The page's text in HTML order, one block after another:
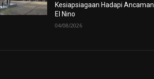
Kesiapsiagaan Hadapi Ancaman
El Nino
04/08/2026